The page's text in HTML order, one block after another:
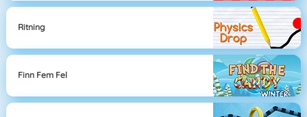
Ritning
Finn Fem Fel